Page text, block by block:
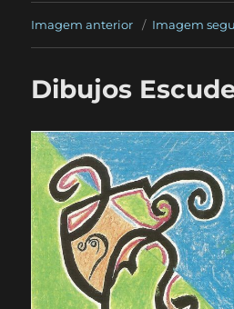
Imagem anterior Imagem
Dibujos